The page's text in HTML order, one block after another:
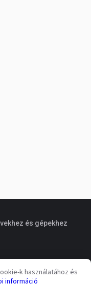
és gépekhez
k használatához és
információ